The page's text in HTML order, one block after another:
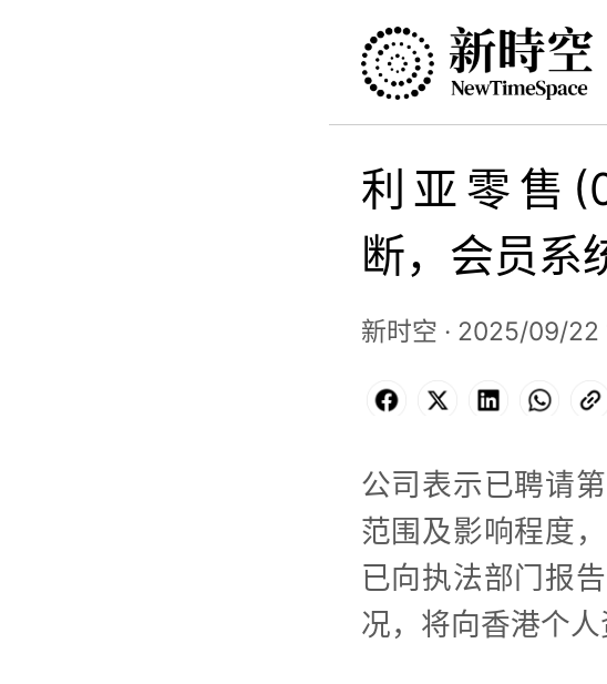
利亚零售
断，会员系
新时空 · 2025/09/22
Facebook LinkedIn
公司表示已聘请
范围及影响程度
已向执法部门报
况，将向香港个人